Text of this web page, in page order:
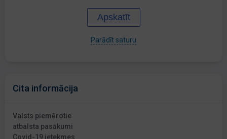
Apskatīt
Parādīt saturu
Cita informācija
Valsts piemērotie
atbalsta pasākumi
Covid-19 ietekmes